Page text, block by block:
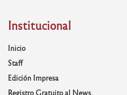
Institucional
Inicio
Staff
Edición Impresa
Registro Gratuito al News